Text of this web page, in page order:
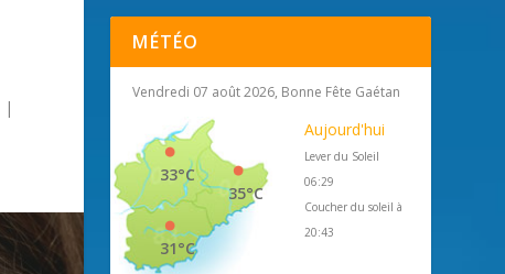
|
MÉTÉO
Vendredi 07 août 2026, Bonne Fête Gaétan
35°C
33°C
31°C
Aujourd'hui
Lever du Soleil
06:29
Coucher du soleil à
20:43